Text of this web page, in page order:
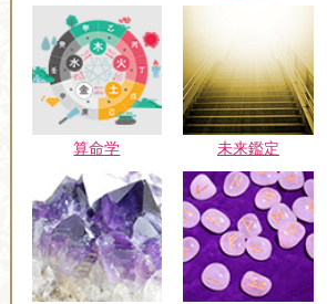
算命学 未来鑑定